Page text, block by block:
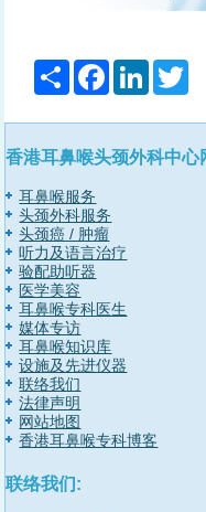
分
享
Facebook
LinkedIn
香港耳鼻喉头颈外科中心
耳鼻喉服务
头颈外科服务
头颈癌 / 肿瘤
听力及语言治疗
验配助听器
医学美容
耳鼻喉专科医生
媒体专访
耳鼻喉知识库
设施及先进仪器
联络我们
法律声明
网站地图
香港耳鼻喉专科博客
联络我们: